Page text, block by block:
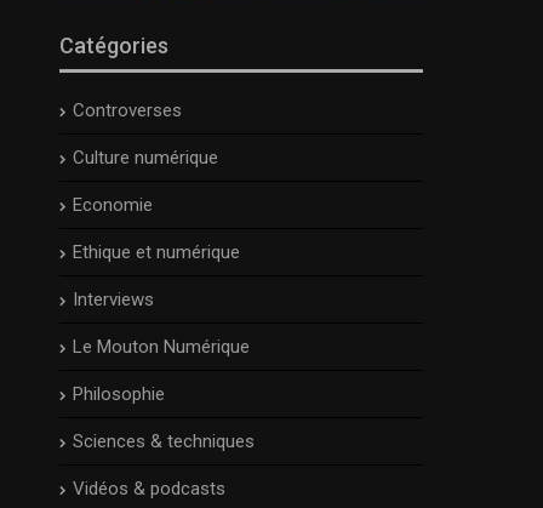
Catégories
Controverses
Culture numérique
Economie
Ethique et numérique
Interviews
Le Mouton Numérique
Philosophie
Sciences & techniques
Vidéos & podcasts